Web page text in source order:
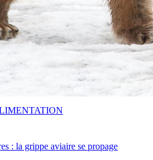
: la grippe aviaire se propage